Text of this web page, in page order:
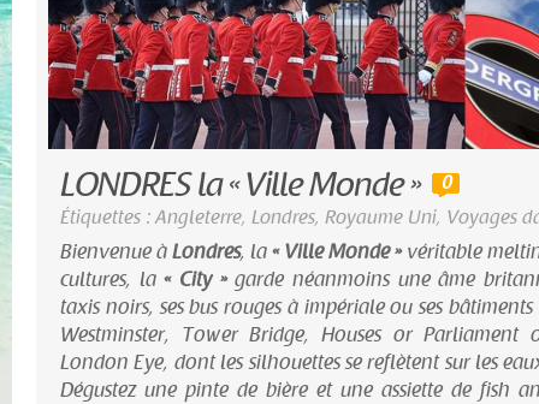
LONDRES la « Ville Monde »
0
Étiquettes : Angleterre, Londres, Royaume Uni, Voyages
Bienvenue àLondres, la« Ville Monde »véritable
cultures, la« City »garde néanmoins une âme
taxis noirs, ses bus rouges à impériale ou ses
Westminster, Tower Bridge, Houses or Parliament
London Eye, dont les silhouettes se reflètent sur les
Dégustez une pinte de bière et une assiette de fish